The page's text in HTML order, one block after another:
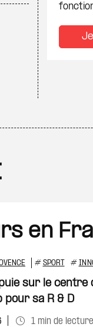
sélection
en
# SPORT #
sur le centre
pour sa R & D
1 min de lecture